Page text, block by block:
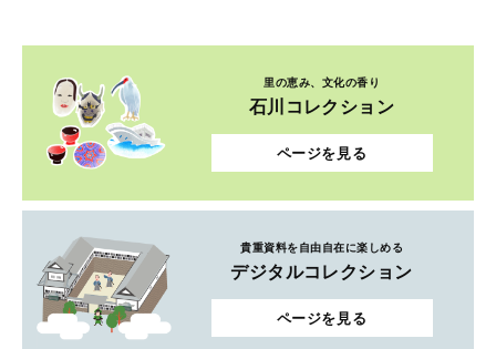
里の恵み、文化の香り
石川コレクション
ページを見る
貴重資料を自由自在に楽しめる
デジタルコレクション
ページを見る